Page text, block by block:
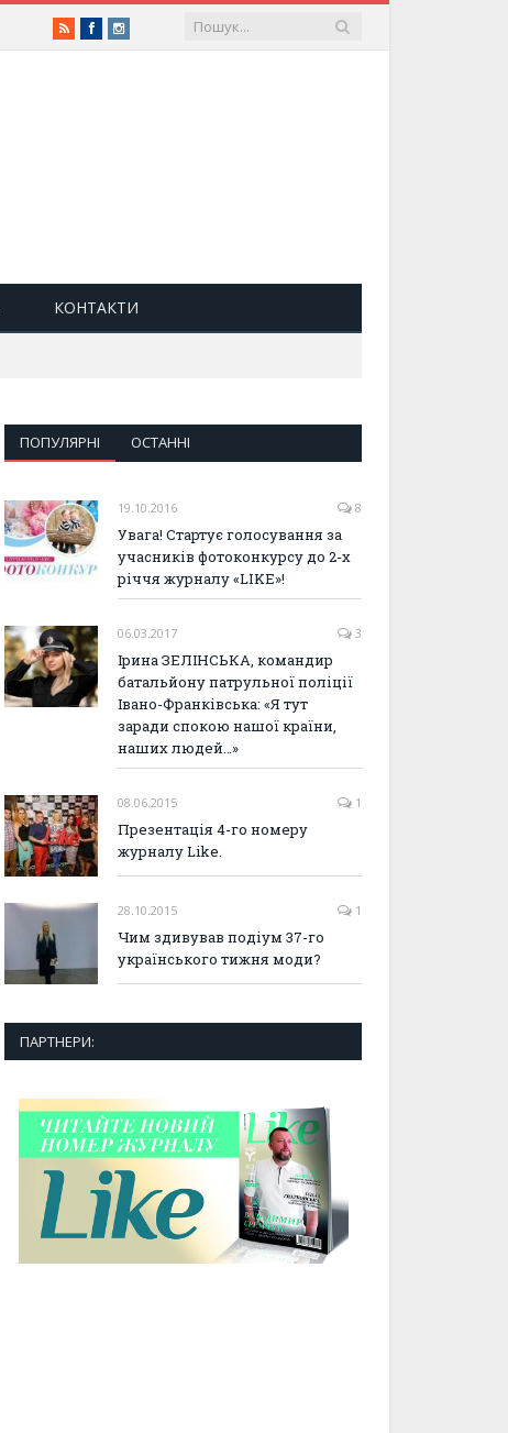
RSSFacebookInstagram
КОНТАКТИ
ПОПУЛЯРНІ ОСТАННІ
19.10.2016 8
Увага! Стартує голосування за
учасників фотоконкурсу до 2-х
річчя журналу «LIKE»!
06.03.2017 3
Ірина ЗЕЛІНСЬКА, командир
батальйону патрульної поліції
Івано-Франківська: «Я тут
заради спокою нашої країни,
наших людей…»
08.06.2015 1
Презентація 4-го номеру
журналу Like.
28.10.2015 1
Чим здивував подіум 37-го
українського тижня моди?
ПАРТНЕРИ: